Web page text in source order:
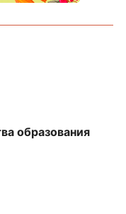
образования